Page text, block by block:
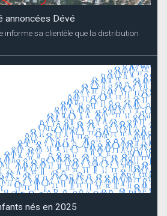
annoncées Dévé
informe sa clientèle que la distribution
nés en 2025